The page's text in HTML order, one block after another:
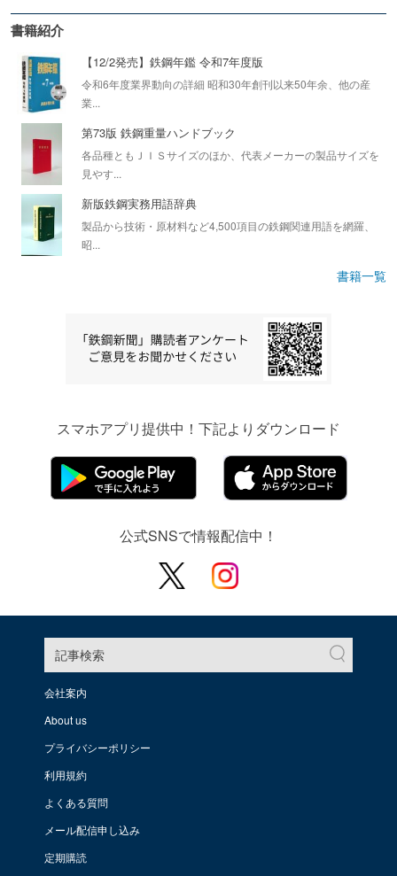
書籍紹介
【12/2発売】鉄鋼年鑑 令和7年度版
令和6年度業界動向の詳細 昭和30年創刊以来50年余、他の産
業...
第73版 鉄鋼重量ハンドブック
各品種ともＪＩＳサイズのほか、代表メーカーの製品サイズを
見やす...
新版鉄鋼実務用語辞典
製品から技術・原材料など4,500項目の鉄鋼関連用語を網羅、
昭...
書籍一覧
スマホアプリ提供中！下記よりダウンロード
公式SNSで情報配信中！
記事検索
会社案内
About us
プライバシーポリシー
利用規約
よくある質問
メール配信申し込み
定期購読